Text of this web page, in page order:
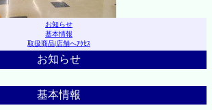
お知らせ
基本情報
取扱商品|店舗へｱｸｾｽ
お知らせ
基本情報